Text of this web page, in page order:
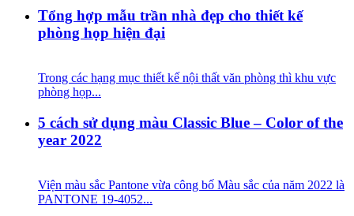
Tổng hợp mẫu trần nhà đẹp cho thiết kế
phòng họp hiện đại
Trong các hạng mục thiết kế nội thất văn phòng thì khu vực
phòng họp...
5 cách sử dụng màu Classic Blue – Color of the
year 2022
Viện màu sắc Pantone vừa công bố Màu sắc của năm 2022 là
PANTONE 19-4052...